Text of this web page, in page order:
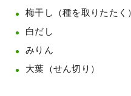
梅干し（種を取りたたく
白だし 小
みりん 小
大葉（せん切り） 2